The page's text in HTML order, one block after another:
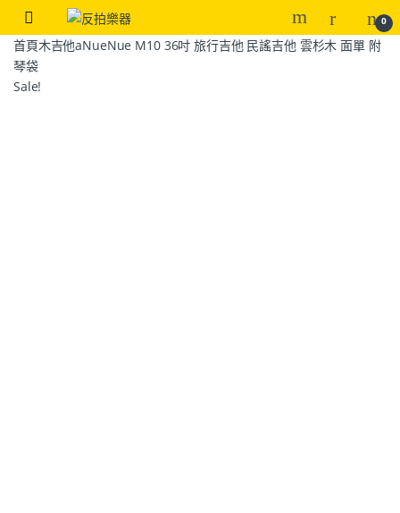
0
首頁木吉他aNueNue M10 36吋 旅行吉他 民謠吉他 雲杉木 面單 附
琴袋
Sale!